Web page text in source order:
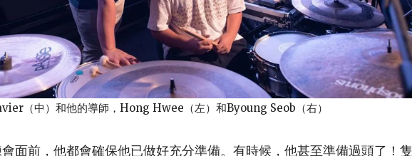
（中）和他的導師，Hong Hwee（左）和Byoung Seob（右）
面前，他都會確保他已做好充分準備。有時候，他甚至準備過頭了！隻